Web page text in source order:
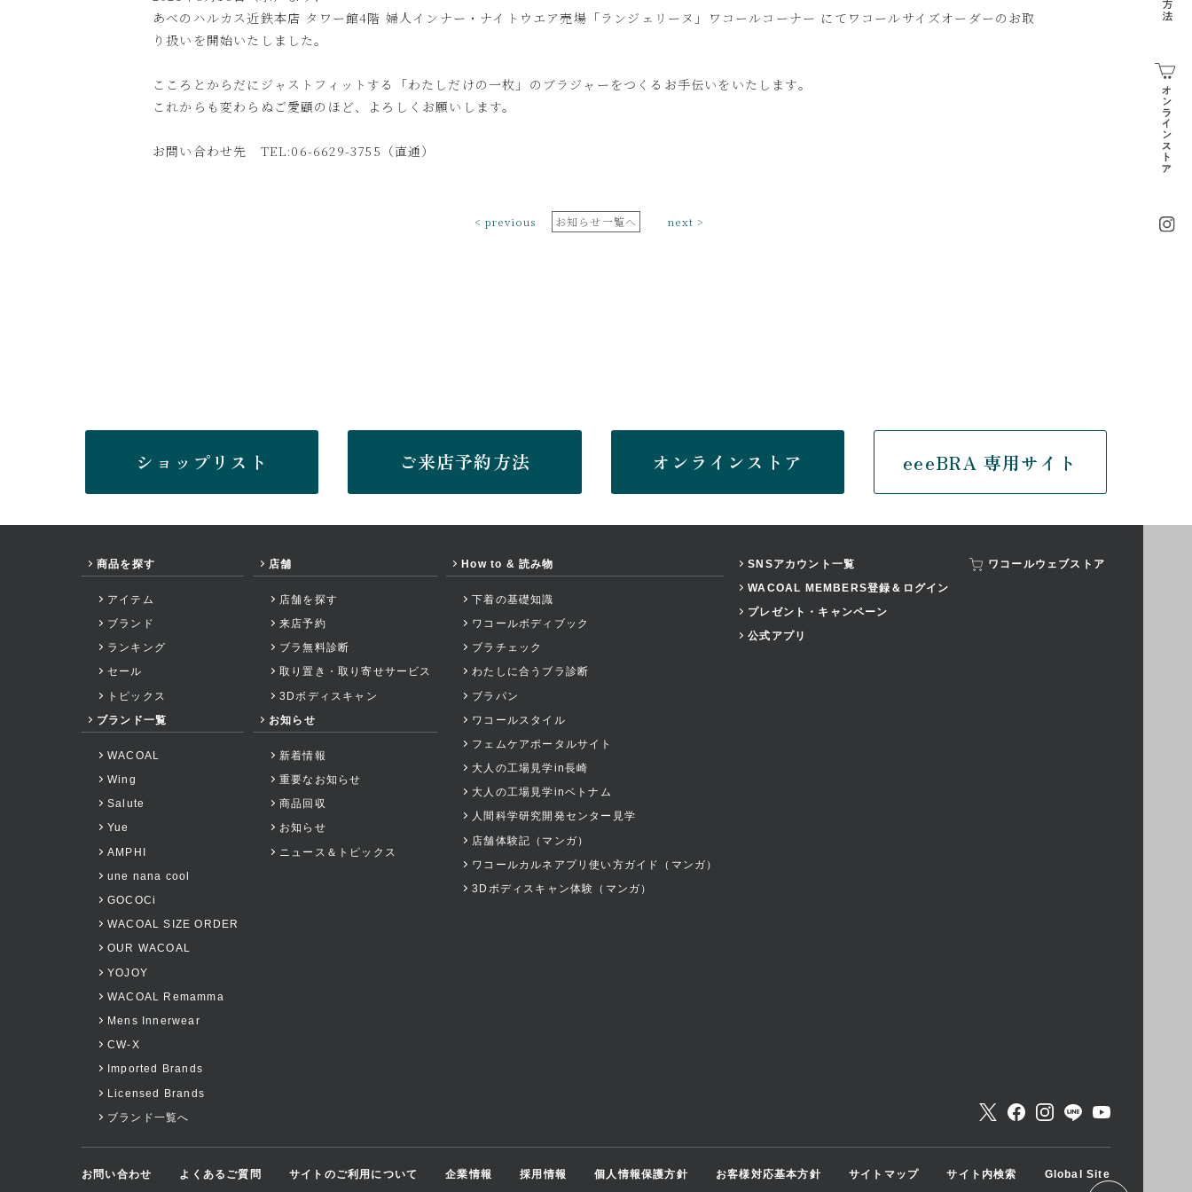
あべのハルカス近鉄本店 タワー館4階 婦人インナー・ナイトウエア売場「ランジェリーヌ」ワコールコーナー にてワコールサイズオーダーのお取
り扱いを開始いたしました。
こころとからだにジャストフィットする「わたしだけの一枚」のブラジャーをつくるお手伝いをいたします。
これからも変わらぬご愛顧のほど、よろしくお願いします。
お問い合わせ先 TEL:06-6629-3755（直通）
< previous お知らせ一覧へ next >
ショップリスト ご来店予約方法 オンラインストア eeeBRA 専用サイト
商品を探す
アイテム
ブランド
ランキング
セール
トピックス
ブランド一覧
WACOAL
Wing
Salute
Yue
AMPHI
une nana cool
GOCOCi
WACOAL SIZE ORDER
OUR WACOAL
YOJOY
WACOAL Remamma
Mens Innerwear
CW-X
Imported Brands
Licensed Brands
ブランド一覧へ
店舗
店舗を探す
来店予約
ブラ無料診断
取り置き・取り寄せサービス
3Dボディスキャン
お知らせ
新着情報
重要なお知らせ
商品回収
お知らせ
ニュース＆トピックス
How to & 読み物
下着の基礎知識
ワコールボディブック
ブラチェック
わたしに合うブラ診断
ブラパン
ワコールスタイル
フェムケアポータルサイト
大人の工場見学in長崎
大人の工場見学inベトナム
人間科学研究開発センター見学
店舗体験記（マンガ）
ワコールカルネアプリ使い方ガイド（マンガ）
3Dボディスキャン体験（マンガ）
SNSアカウント一覧
WACOAL MEMBERS登録＆ログイン
プレゼント・キャンペーン
公式アプリ
ワコールウェブストア
お問い合わせ よくあるご質問 サイトのご利用について 企業情報 採用情報 個人情報保護方針 お客様対応基本方針 サイトマップ サイト内検索 Global Site